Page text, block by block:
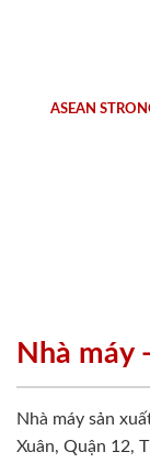
ASEAN
Nhà máy
Nhà máy sản
Xuân, Quận 12,